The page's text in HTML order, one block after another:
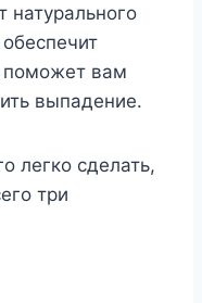
поможет вам
выпадение.
легко сделать,
три